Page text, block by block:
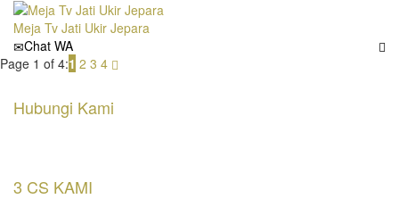
Meja Tv Jati Ukir Jepara
Chat WA
Page 1 of 4:1 2 3 4
Hubungi Kami
3 CS KAMI